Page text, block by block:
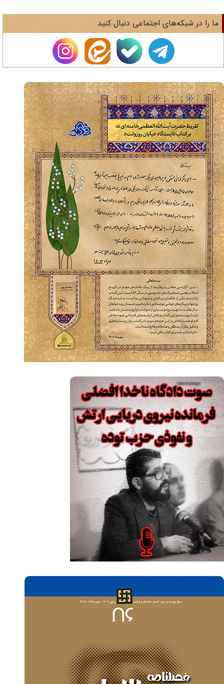
را در شبکه‌های اجتماعی دنبال کنید